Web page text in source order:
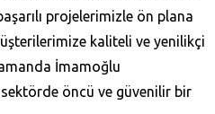
projelerimizle ön plana
kaliteli ve yenilikçi
İmamoğlu
öncü ve güvenilir bir